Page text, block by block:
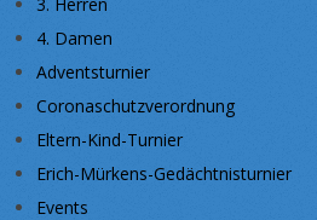
4. Damen
Adventsturnier
Coronaschutzverordnung
Eltern-Kind-Turnier
Erich-Mürkens-Gedächtnisturnier
Events